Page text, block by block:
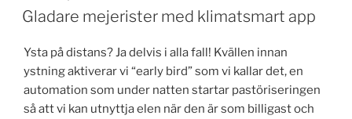
Gladare mejerister med klimatsmart app
Ysta på distans? Ja delvis i alla fall! Kvällen innan
ystning aktiverar vi “early bird” som vi kallar det, en
automation som under natten startar pastöriseringen
så att vi kan utnyttja elen när den är som billigast och